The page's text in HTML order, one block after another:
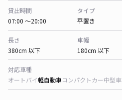
貸出時間
07:00 〜20:00
タイプ
平置き
長さ
380cm 以下
車幅
180cm 以下
対応車種
オートバイ軽自動車コンパクトカー中型車